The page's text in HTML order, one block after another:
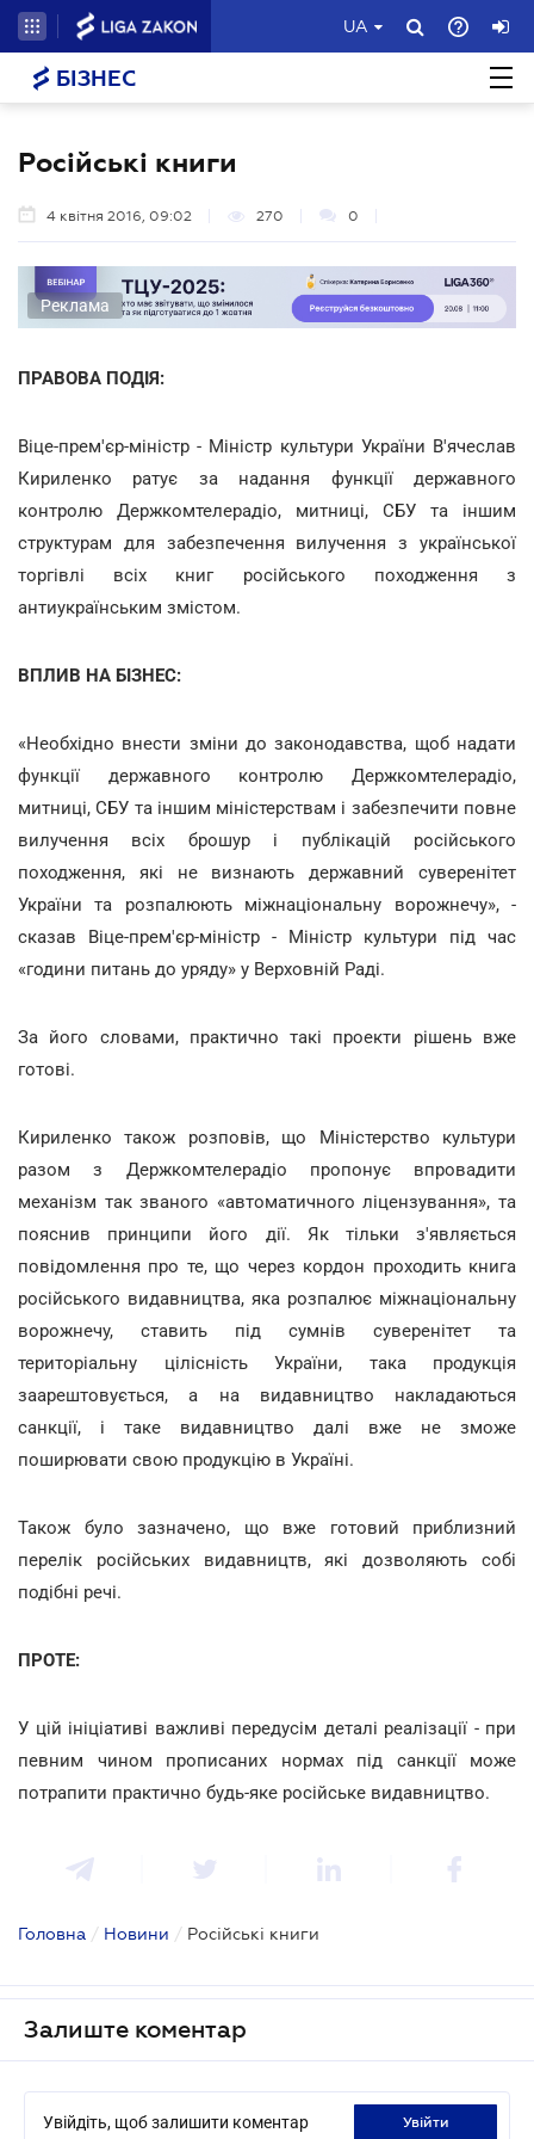
UA
БІЗНЕС
Російські книги
4 квітня 2016, 09:02 270 0
Реклама
ПРАВОВА ПОДІЯ:
Віце-прем'єр-міністр - Міністр культури України В'ячеслав
Кириленко ратує за надання функції державного
контролю Держкомтелерадіо, митниці, СБУ та іншим
структурам для забезпечення вилучення з української
торгівлі всіх книг російського походження з
антиукраїнським змістом.
ВПЛИВ НА БІЗНЕС:
«Необхідно внести зміни до законодавства, щоб надати
функції державного контролю Держкомтелерадіо,
митниці, СБУ та іншим міністерствам і забезпечити повне
вилучення всіх брошур і публікацій російського
походження, які не визнають державний суверенітет
України та розпалюють міжнаціональну ворожнечу», -
сказав Віце-прем'єр-міністр - Міністр культури під час
«години питань до уряду» у Верховній Раді.
За його словами, практично такі проекти рішень вже
готові.
Кириленко також розповів, що Міністерство культури
разом з Держкомтелерадіо пропонує впровадити
механізм так званого «автоматичного ліцензування», та
пояснив принципи його дії. Як тільки з'являється
повідомлення про те, що через кордон проходить книга
російського видавництва, яка розпалює міжнаціональну
ворожнечу, ставить під сумнів суверенітет та
територіальну цілісність України, така продукція
заарештовується, а на видавництво накладаються
санкції, і таке видавництво далі вже не зможе
поширювати свою продукцію в Україні.
Також було зазначено, що вже готовий приблизний
перелік російських видавництв, які дозволяють собі
подібні речі.
ПРОТЕ:
У цій ініціативі важливі передусім деталі реалізації - при
певним чином прописаних нормах під санкції може
потрапити практично будь-яке російське видавництво.
Головна / Новини / Російські книги
Залиште коментар
Увійдіть, щоб залишити коментар увійти